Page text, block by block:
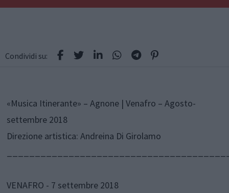
Condividi su:
«Musica Itinerante» – Agnone | Venafro – Agosto-
settembre 2018
Direzione artistica: Andreina Di Girolamo
VENAFRO - 7 settembre 2018